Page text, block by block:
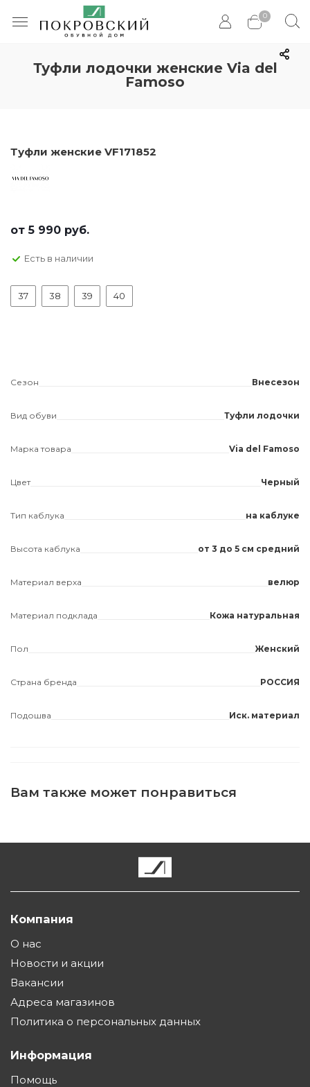
0
Туфли лодочки женские Via del
Famoso
Туфли женские VF171852
от5 990 руб.
Есть в наличии
37 38 39 40
Сезон Внесезон
Вид обуви Туфли лодочки
Марка товара Via del Famoso
Цвет Черный
Тип каблука на каблуке
Высота каблука от 3 до 5 см средний
Материал верха велюр
Материал подклада Кожа натуральная
Пол Женский
Страна бренда РОССИЯ
Подошва Иск. материал
Вам также может понравиться
Компания
О нас
Новости и акции
Вакансии
Адреса магазинов
Политика о персональных данных
Информация
Помощь